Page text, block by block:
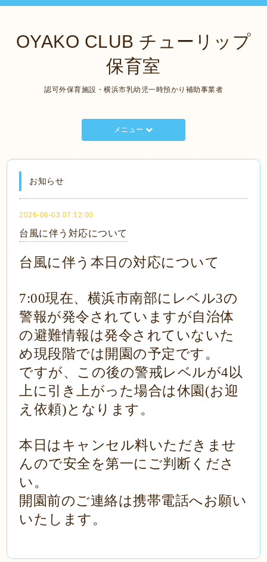
OYAKO CLUB チューリップ
保育室
認可外保育施設・横浜市乳幼児一時預かり補助事業者
メニュー
お知らせ
2026-06-03 07:12:00
台風に伴う対応について
台風に伴う本日の対応について
7:00現在、横浜市南部にレベル3の
警報が発令されていますが自治体
の避難情報は発令されていないた
め現段階では開園の予定です。
ですが、この後の警戒レベルが4以
上に引き上がった場合は休園(お迎
え依頼)となります。
本日はキャンセル料いただきませ
んので安全を第一にご判断くださ
い。
開園前のご連絡は携帯電話へお願い
いたします。